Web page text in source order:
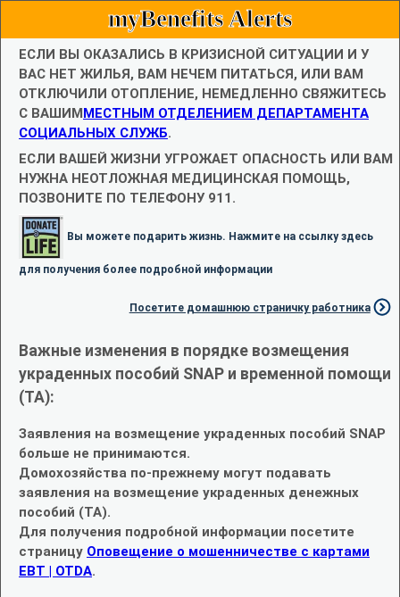
myBenefits Alerts
ЕСЛИ ВЫ ОКАЗАЛИСЬ В КРИЗИСНОЙ СИТУАЦИИ И У
ВАС НЕТ ЖИЛЬЯ, ВАМ НЕЧЕМ ПИТАТЬСЯ, ИЛИ ВАМ
ОТКЛЮЧИЛИ ОТОПЛЕНИЕ, НЕМЕДЛЕННО СВЯЖИТЕСЬ
С ВАШИММЕСТНЫМ ОТДЕЛЕНИЕМ ДЕПАРТАМЕНТА
СОЦИАЛЬНЫХ СЛУЖБ.
ЕСЛИ ВАШЕЙ ЖИЗНИ УГРОЖАЕТ ОПАСНОСТЬ ИЛИ ВАМ
НУЖНА НЕОТЛОЖНАЯ МЕДИЦИНСКАЯ ПОМОЩЬ,
ПОЗВОНИТЕ ПО ТЕЛЕФОНУ 911.
Вы можете подарить жизнь. Нажмите на ссылку здесь
для получения более подробной информации
Посетите домашнюю страничку работника
Важные изменения в порядке возмещения
украденных пособий SNAP и временной помощи
(TA):
Заявления на возмещение украденных пособий SNAP
больше не принимаются.
Домохозяйства по-прежнему могут подавать
заявления на возмещение украденных денежных
пособий (TA).
Для получения подробной информации посетите
страницу Оповещение о мошенничестве с картами
EBT | OTDA.